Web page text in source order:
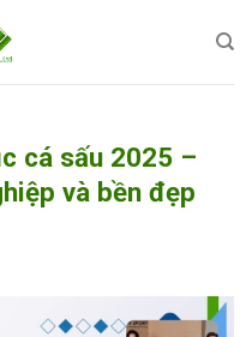
cá sấu 2025 –
và bền đẹp